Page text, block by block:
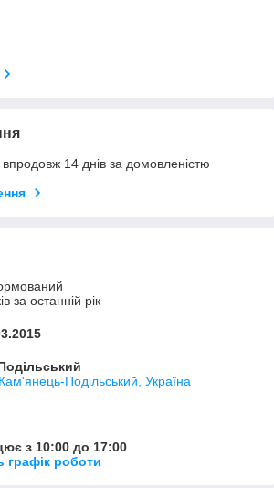
14 днів за домовленістю
за останній рік
Кам'янець-Подільський, Україна
з 10:00 до 17:00
графік роботи